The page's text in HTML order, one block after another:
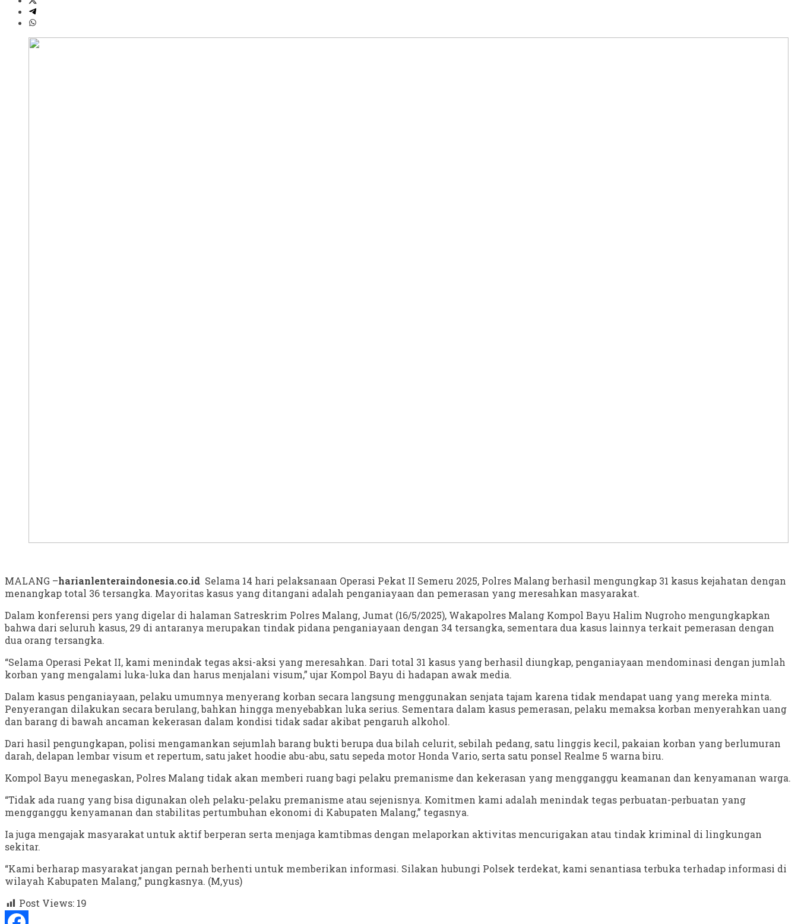
MALANG –harianlenteraindonesia.co.id Selama 14 hari pelaksanaan Operasi Pekat II Semeru 2025, Polres Malang berhasil mengungkap 31 kasus kejahatan dengan
menangkap total 36 tersangka. Mayoritas kasus yang ditangani adalah penganiayaan dan pemerasan yang meresahkan masyarakat.
Dalam konferensi pers yang digelar di halaman Satreskrim Polres Malang, Jumat (16/5/2025), Wakapolres Malang Kompol Bayu Halim Nugroho mengungkapkan
bahwa dari seluruh kasus, 29 di antaranya merupakan tindak pidana penganiayaan dengan 34 tersangka, sementara dua kasus lainnya terkait pemerasan dengan
dua orang tersangka.
“Selama Operasi Pekat II, kami menindak tegas aksi-aksi yang meresahkan. Dari total 31 kasus yang berhasil diungkap, penganiayaan mendominasi dengan jumlah
korban yang mengalami luka-luka dan harus menjalani visum,” ujar Kompol Bayu di hadapan awak media.
Dalam kasus penganiayaan, pelaku umumnya menyerang korban secara langsung menggunakan senjata tajam karena tidak mendapat uang yang mereka minta.
Penyerangan dilakukan secara berulang, bahkan hingga menyebabkan luka serius. Sementara dalam kasus pemerasan, pelaku memaksa korban menyerahkan uang
dan barang di bawah ancaman kekerasan dalam kondisi tidak sadar akibat pengaruh alkohol.
Dari hasil pengungkapan, polisi mengamankan sejumlah barang bukti berupa dua bilah celurit, sebilah pedang, satu linggis kecil, pakaian korban yang berlumuran
darah, delapan lembar visum et repertum, satu jaket hoodie abu-abu, satu sepeda motor Honda Vario, serta satu ponsel Realme 5 warna biru.
Kompol Bayu menegaskan, Polres Malang tidak akan memberi ruang bagi pelaku premanisme dan kekerasan yang mengganggu keamanan dan kenyamanan warga.
“Tidak ada ruang yang bisa digunakan oleh pelaku-pelaku premanisme atau sejenisnya. Komitmen kami adalah menindak tegas perbuatan-perbuatan yang
mengganggu kenyamanan dan stabilitas pertumbuhan ekonomi di Kabupaten Malang,” tegasnya.
Ia juga mengajak masyarakat untuk aktif berperan serta menjaga kamtibmas dengan melaporkan aktivitas mencurigakan atau tindak kriminal di lingkungan
sekitar.
“Kami berharap masyarakat jangan pernah berhenti untuk memberikan informasi. Silakan hubungi Polsek terdekat, kami senantiasa terbuka terhadap informasi di
wilayah Kabupaten Malang,” pungkasnya. (M,yus)
Post Views: 19